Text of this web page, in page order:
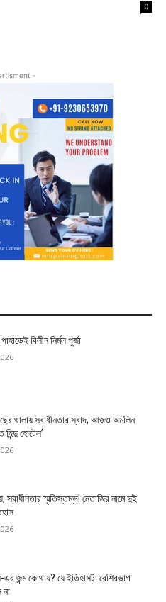
0
-
বিলীন নির্মল পুর্জা
থালায় স্বাধীনতার স্বাদ, আজও অমলিন
হিন্দু হোটেল’
স্বাধীনতার স্মৃতিস্তম্ভ! নেতাজির নামে দুই
জন্ম কোথায়? যে ইতিহাসটা বেশিরভাগ
না